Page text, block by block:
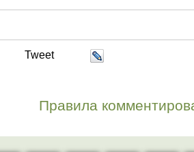
Tweet
Правила